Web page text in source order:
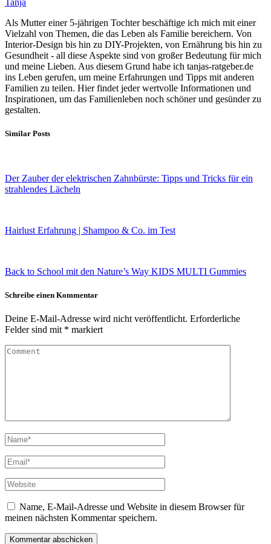
Tanja
Als Mutter einer 5-jährigen Tochter beschäftige ich mich mit einer
Vielzahl von Themen, die das Leben als Familie bereichern. Von
Interior-Design bis hin zu DIY-Projekten, von Ernährung bis hin zu
Gesundheit - all diese Aspekte sind von großer Bedeutung für mich
und meine Lieben. Aus diesem Grund habe ich tanjas-ratgeber.de
ins Leben gerufen, um meine Erfahrungen und Tipps mit anderen
Familien zu teilen. Hier findet jeder wertvolle Informationen und
Inspirationen, um das Familienleben noch schöner und gesünder zu
gestalten.
Similar Posts
Der Zauber der elektrischen Zahnbürste: Tipps und Tricks für ein
strahlendes Lächeln
Hairlust Erfahrung | Shampoo & Co. im Test
Back to School mit den Nature’s Way KIDS MULTI Gummies
Schreibe einen Kommentar
Deine E-Mail-Adresse wird nicht veröffentlicht. Erforderliche
Felder sind mit * markiert
Name, E-Mail-Adresse und Website in diesem Browser für
meinen nächsten Kommentar speichern.